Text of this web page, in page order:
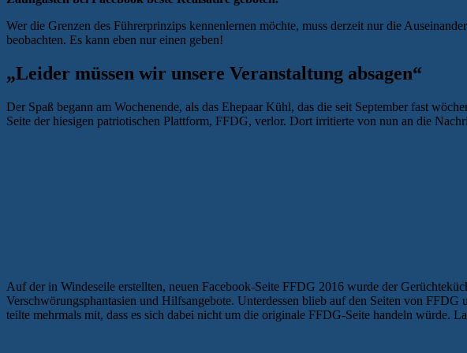
Wer die Grenzen des Führerprinzips kennenlernen möchte, muss derzeit nur die
beobachten. Es kann eben nur einen geben!
„Leider müssen wir unsere Veranstaltung absagen“
Der Spaß begann am Wochenende, als das Ehepaar Kühl, das die seit September fast
Seite der hiesigen patriotischen Plattform, FFDG, verlor. Dort irritierte von nun an die
Auf der in Windeseile erstellten, neuen Facebook-Seite FFDG 2016 wurde der
Verschwörungsphantasien und Hilfsangebote. Unterdessen blieb auf den Seiten von
teilte mehrmals mit, dass es sich dabei nicht um die originale FFDG-Seite handeln würde.